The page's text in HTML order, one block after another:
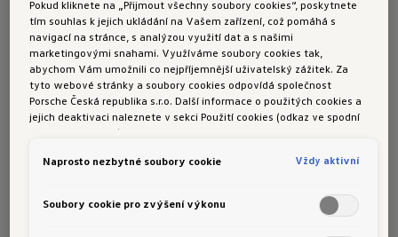
"Mám velkou radost, že pouhé tři týdny po české
výstavní premiéře můžeme našim zákazníkům
nabídnout nový Tayron, který posiluje široké
portfolio modelů značky Volkswagen
v oblíbeném segmentu SUV," říká Jakub Šebesta,
Česká republika, a dodává: "Až sedmimístný
Pokud kliknete na „Přijmout všechny soubory cookies“, poskytnete
tím souhlas k jejich ukládání na Vašem zařízení, což pomáhá s
navigací na stránce, s analýzou využití dat a s našimi
marketingovými snahami. Využíváme soubory cookies tak,
abychom Vám umožnili co nejpříjemnější uživatelský zážitek. Za
tyto webové stránky a soubory cookies odpovídá společnost
Porsche Česká republika s.r.o. Další informace o použitých cookies a
jejich deaktivaci naleznete v sekci Použití cookies (odkaz ve spodní
části této stránky).
Naprosto nezbytné soubory cookie Vždy aktivní
Soubory cookie pro zvýšení výkonu